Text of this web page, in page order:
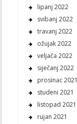
lipanj 2022
svibanj 2022
travanj 2022
ožujak 2022
veljača 2022
siječanj 2022
prosinac 2021
studeni 2021
listopad 2021
rujan 2021